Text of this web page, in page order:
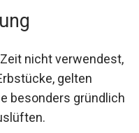
nicht verwendest,
gelten
besonders gründlich